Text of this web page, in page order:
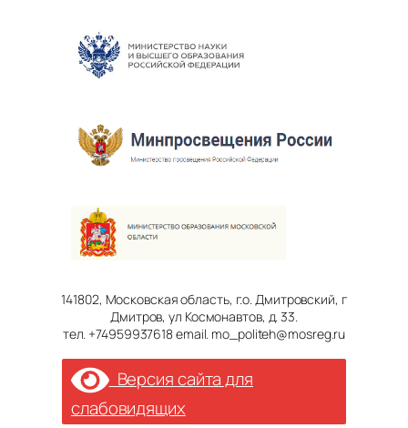
141802, Московская область, г.о. Дмитровский, г
Дмитров, ул Космонавтов, д. 33.
тел. +74959937618 email. mo_politeh@mosreg.ru
Версия сайта для
слабовидящих